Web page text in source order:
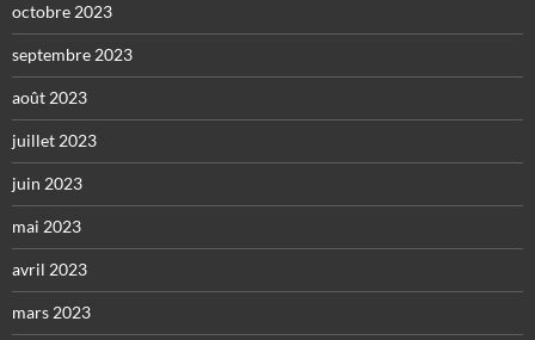
octobre 2023
septembre 2023
août 2023
juillet 2023
juin 2023
mai 2023
avril 2023
mars 2023